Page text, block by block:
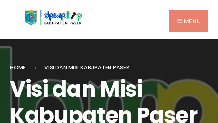
MENU
HOME VISI DAN MISI KABUPATEN PASER
Visi dan Misi
Kabupaten Paser